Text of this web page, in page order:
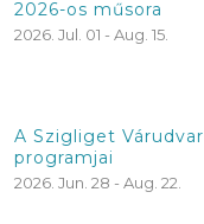
2026-os műsora
2026. Jul. 01 - Aug. 15.
A Szigliget
programjai
2026. Jun. 28 - Aug. 22.